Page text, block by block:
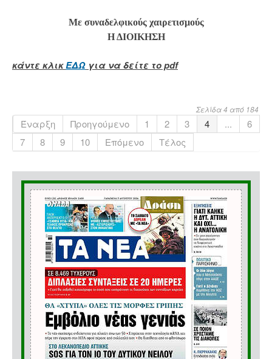
Με συναδελφικούς χαιρετισμούς
Η ΔΙΟΙΚΗΣΗ
κάντε κλικΕΔΩ για να δείτε το pdf
Σελίδα 4 από 184
Έναρξη Προηγούμενο 1 2 3 4 ...
6
7
8 9 10 Επόμενο Τέλος